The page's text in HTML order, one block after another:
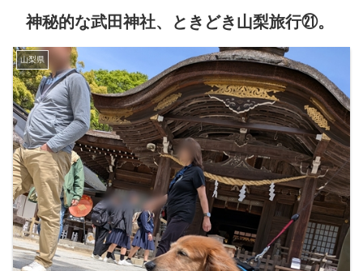
神秘的な武田神社、ときどき山梨旅行㉑。
山梨県